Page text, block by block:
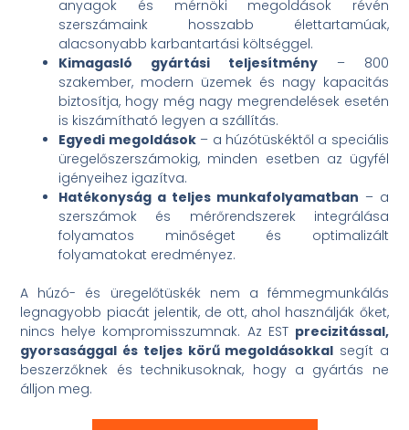
anyagok és mérnöki megoldások révén
szerszámaink hosszabb élettartamúak,
alacsonyabb karbantartási költséggel.
Kimagasló gyártási teljesítmény – 800
szakember, modern üzemek és nagy kapacitás
biztosítja, hogy még nagy megrendelések esetén
is kiszámítható legyen a szállítás.
Egyedi megoldások– a húzótüskéktől a speciális
üregelőszerszámokig, minden esetben az ügyfél
igényeihez igazítva.
Hatékonyság a teljes munkafolyamatban – a
szerszámok és mérőrendszerek integrálása
folyamatos minőséget és optimalizált
folyamatokat eredményez.
A húzó- és üregelőtüskék nem a fémmegmunkálás
legnagyobb piacát jelentik, de ott, ahol használják őket,
nincs helye kompromisszumnak. Az EST precizitással,
gyorsasággal és teljes körű megoldásokkal segít a
beszerzőknek és technikusoknak, hogy a gyártás ne
álljon meg.